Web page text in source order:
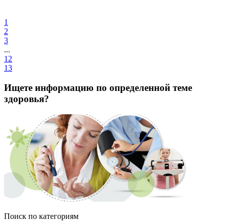
1
2
3
...
12
13
Ищете информацию по определенной теме
здоровья?
Поиск по категориям